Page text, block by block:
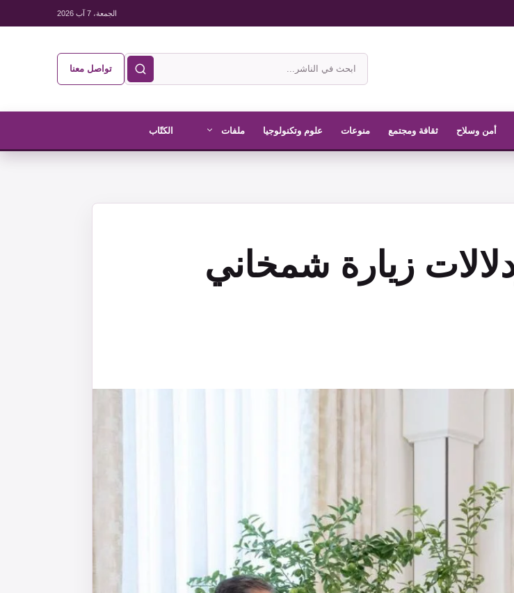
الجمعة، 7 آب 2026
ابحث
في
الناشر
تواصل معنا
أمن وسلاح ثقافة ومجتمع منوعات علوم وتكنولوجيا ملفات الكتّاب
زيارة شمخاني